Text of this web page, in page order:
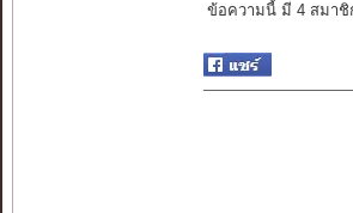
ข้อความนี้ มี 4 สมา